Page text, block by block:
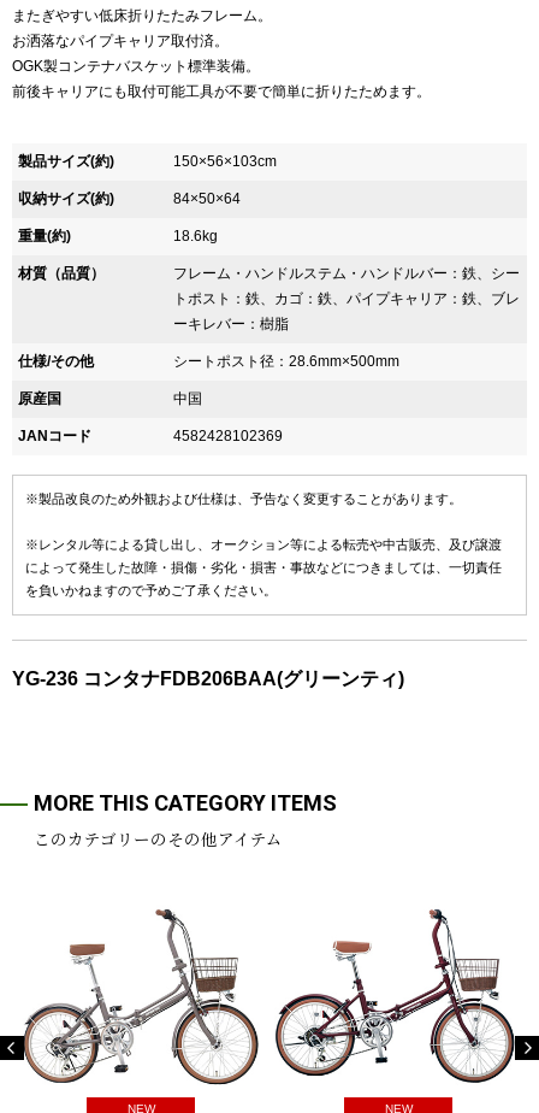
またぎやすい低床折りたたみフレーム。
お洒落なパイプキャリア取付済。
OGK製コンテナバスケット標準装備。
前後キャリアにも取付可能工具が不要で簡単に折りたためます。
製品サイズ(約) 150×56×103cm
収納サイズ(約) 84×50×64
重量(約) 18.6kg
材質（品質）
フレーム・ハンドルステム・ハンドルバー：鉄、シー
トポスト：鉄、カゴ：鉄、パイプキャリア：鉄、ブレ
ーキレバー：樹脂
仕様/その他 シートポスト径：28.6mm×500mm
原産国 中国
JANコード 4582428102369
※製品改良のため外観および仕様は、予告なく変更することがあります。
※レンタル等による貸し出し、オークション等による転売や中古販売、及び譲渡
によって発生した故障・損傷・劣化・損害・事故などにつきましては、一切責任
を負いかねますので予めご了承ください。
YG-236 コンタナFDB206BAA(グリーンティ)
MORE THIS CATEGORY ITEMS
このカテゴリーのその他アイテム
NEW NEW